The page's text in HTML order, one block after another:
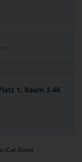
1, Raum 3.48
iCal-Datei